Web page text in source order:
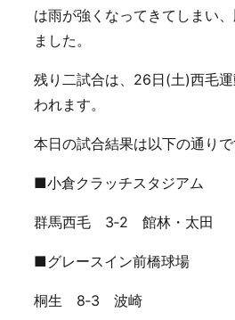
は雨が強くなってきてしまい
ました。
残り二試合は、26日(土)西毛
われます。
本日の試合結果は以下の通りで
■小倉クラッチスタジアム
群馬西毛 3‐2 館林・太田
■グレースイン前橋球場
桐生 8‐3 波崎